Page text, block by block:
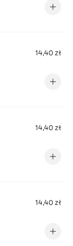
14,40 zł
14,40 zł
14,40 zł